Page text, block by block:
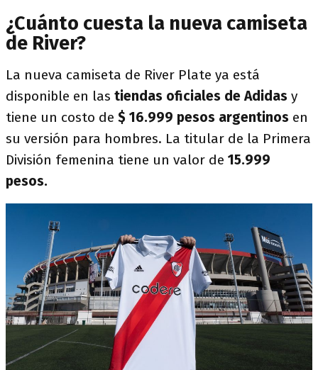
¿Cuánto cuesta la nueva camiseta
de River?
La nueva camiseta de River Plate ya está
disponible en las tiendas oficiales de Adidas y
tiene un costo de $ 16.999 pesos argentinos en
su versión para hombres. La titular de la Primera
División femenina tiene un valor de 15.999
pesos.